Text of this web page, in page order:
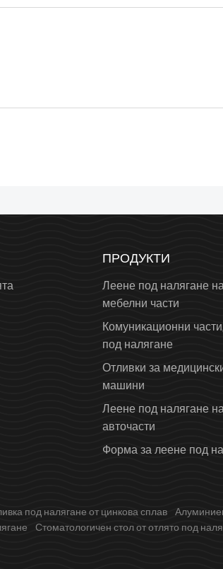
ПРОДУКТИ
Леене под налягане
мебелни части
Комуникационни
под налягане
Отливки за
машини
Леене под налягане
авточасти
Форма за леене под
под налягане от цинкова сплав
Стоматологичен стол от отлято под